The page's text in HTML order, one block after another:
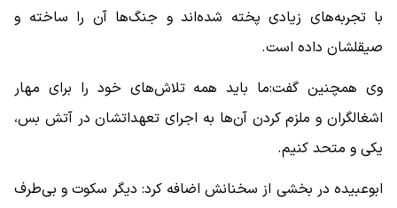
با تجربه‌های زیادی پخته شده‌اند و جنگ‌ها آن را ساخته و
صیقلشان داده است.
وی همچنین گفت:‌ما باید همه تلاش‌های خود را برای مهار
اشغالگران و ملزم کردن آن‌ها به اجرای تعهداتشان در آتش بس،
یکی و متحد کنیم.
ابوعبیده در بخشی از سخنانش اضافه کرد: دیگر سکوت و بی‌طرف